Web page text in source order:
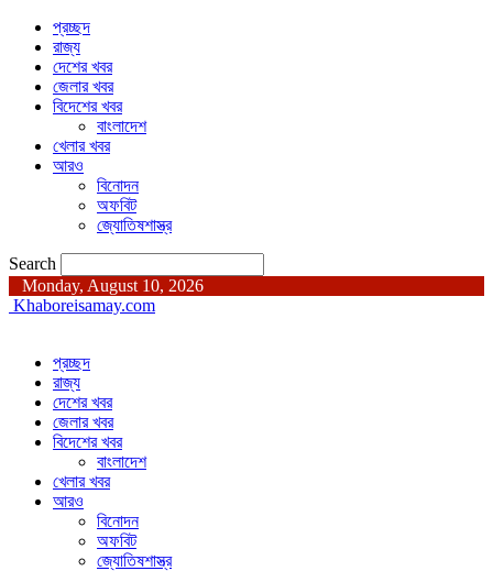
প্রচ্ছদ
রাজ্য
দেশের খবর
জেলার খবর
বিদেশের খবর
বাংলাদেশ
খেলার খবর
আরও
বিনোদন
অফবিট
জ্যোতিষশাস্ত্র
Search
Monday, August 10, 2026
Khaboreisamay.com
প্রচ্ছদ
রাজ্য
দেশের খবর
জেলার খবর
বিদেশের খবর
বাংলাদেশ
খেলার খবর
আরও
বিনোদন
অফবিট
জ্যোতিষশাস্ত্র